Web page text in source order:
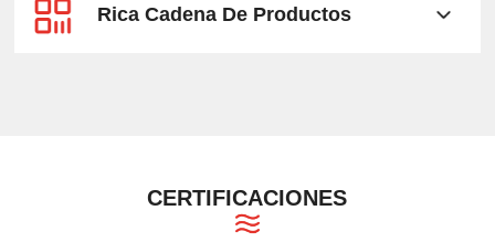
Rica Cadena De Productos
CERTIFICACIONES